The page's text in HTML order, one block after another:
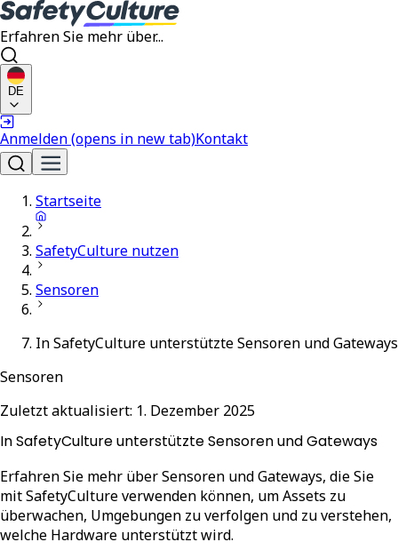
Erfahren Sie mehr über...
DE
Anmelden(opens in new tab)Kontakt
Startseite
SafetyCulture nutzen
Sensoren
In SafetyCulture unterstützte Sensoren und Gateways
Sensoren
Zuletzt aktualisiert: 1. Dezember 2025
In SafetyCulture unterstützte Sensoren und Gateways
Erfahren Sie mehr über Sensoren und Gateways, die Sie
mit SafetyCulture verwenden können, um Assets zu
überwachen, Umgebungen zu verfolgen und zu verstehen,
welche Hardware unterstützt wird.